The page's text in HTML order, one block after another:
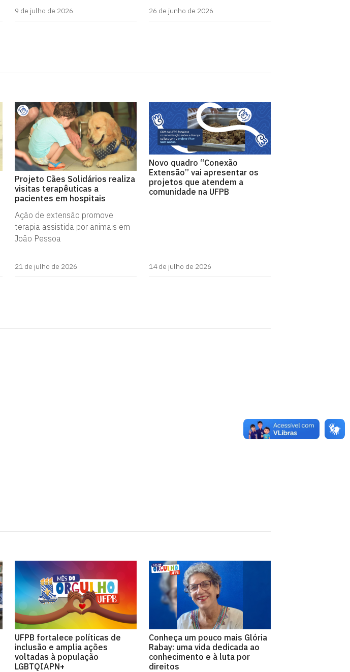
9 de julho de 2026 26 de junho de 2026
Projeto Cães Solidários realiza
visitas terapêuticas a
pacientes em hospitais
Ação de extensão promove
terapia assistida por animais em
João Pessoa
21 de julho de 2026
Novo quadro “Conexão
Extensão” vai apresentar os
projetos que atendem a
comunidade na UFPB
14 de julho de 2026
UFPB fortalece políticas de
inclusão e amplia ações
voltadas à população
LGBTQIAPN+
Conheça um pouco mais Glória
Rabay: uma vida dedicada ao
conhecimento e à luta por
direitos